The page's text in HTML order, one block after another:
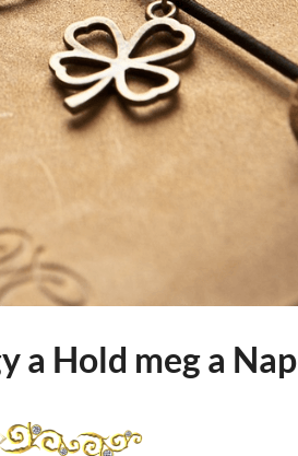
a Hold meg a Nap